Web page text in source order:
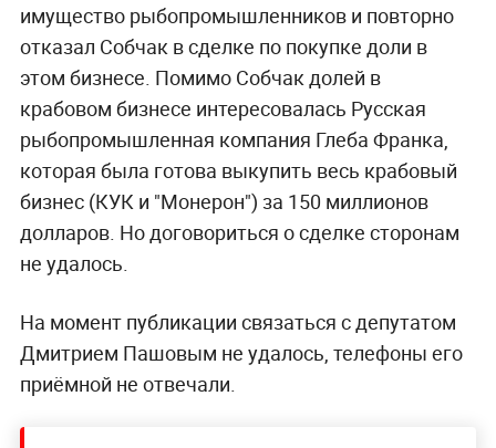
имущество рыбопромышленников и повторно
отказал Собчак в сделке по покупке доли в
этом бизнесе. Помимо Собчак долей в
крабовом бизнесе интересовалась Русская
рыбопромышленная компания Глеба Франка,
которая была готова выкупить весь крабовый
бизнес (КУК и "Монерон") за 150 миллионов
долларов. Но договориться о сделке сторонам
не удалось.
На момент публикации связаться с депутатом
Дмитрием Пашовым не удалось, телефоны его
приёмной не отвечали.